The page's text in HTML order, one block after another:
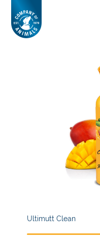
Ultimutt Clean